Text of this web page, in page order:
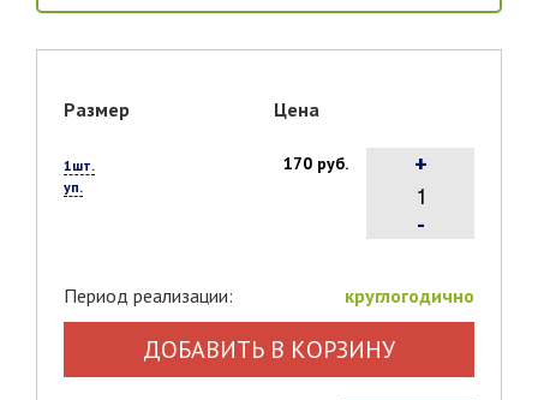
Размер Цена
1шт.
уп.
170 руб.
-
+
Период реализации: круглогодично
ДОБАВИТЬ В КОРЗИНУ